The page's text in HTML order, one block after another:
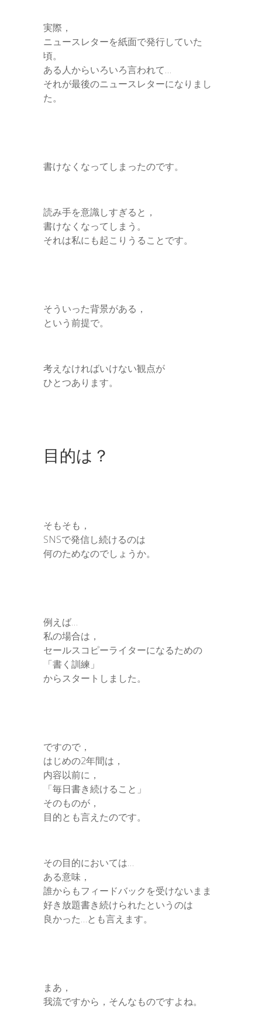
実際，
ニュースレターを紙面で発行していた
頃。
ある人からいろいろ言われて…
それが最後のニュースレターになりまし
た。
書けなくなってしまったのです。
読み手を意識しすぎると，
書けなくなってしまう。
それは私にも起こりうることです。
そういった背景がある，
という前提で。
考えなければいけない観点が
ひとつあります。
目的は？
そもそも，
SNSで発信し続けるのは
何のためなのでしょうか。
例えば…
私の場合は，
セールスコピーライターになるための
「書く訓練」
からスタートしました。
ですので，
はじめの2年間は，
内容以前に，
「毎日書き続けること」
そのものが，
目的とも言えたのです。
その目的においては…
ある意味，
誰からもフィードバックを受けないまま
好き放題書き続けられたというのは
良かった…とも言えます。
まあ，
我流ですから，そんなものですよね。